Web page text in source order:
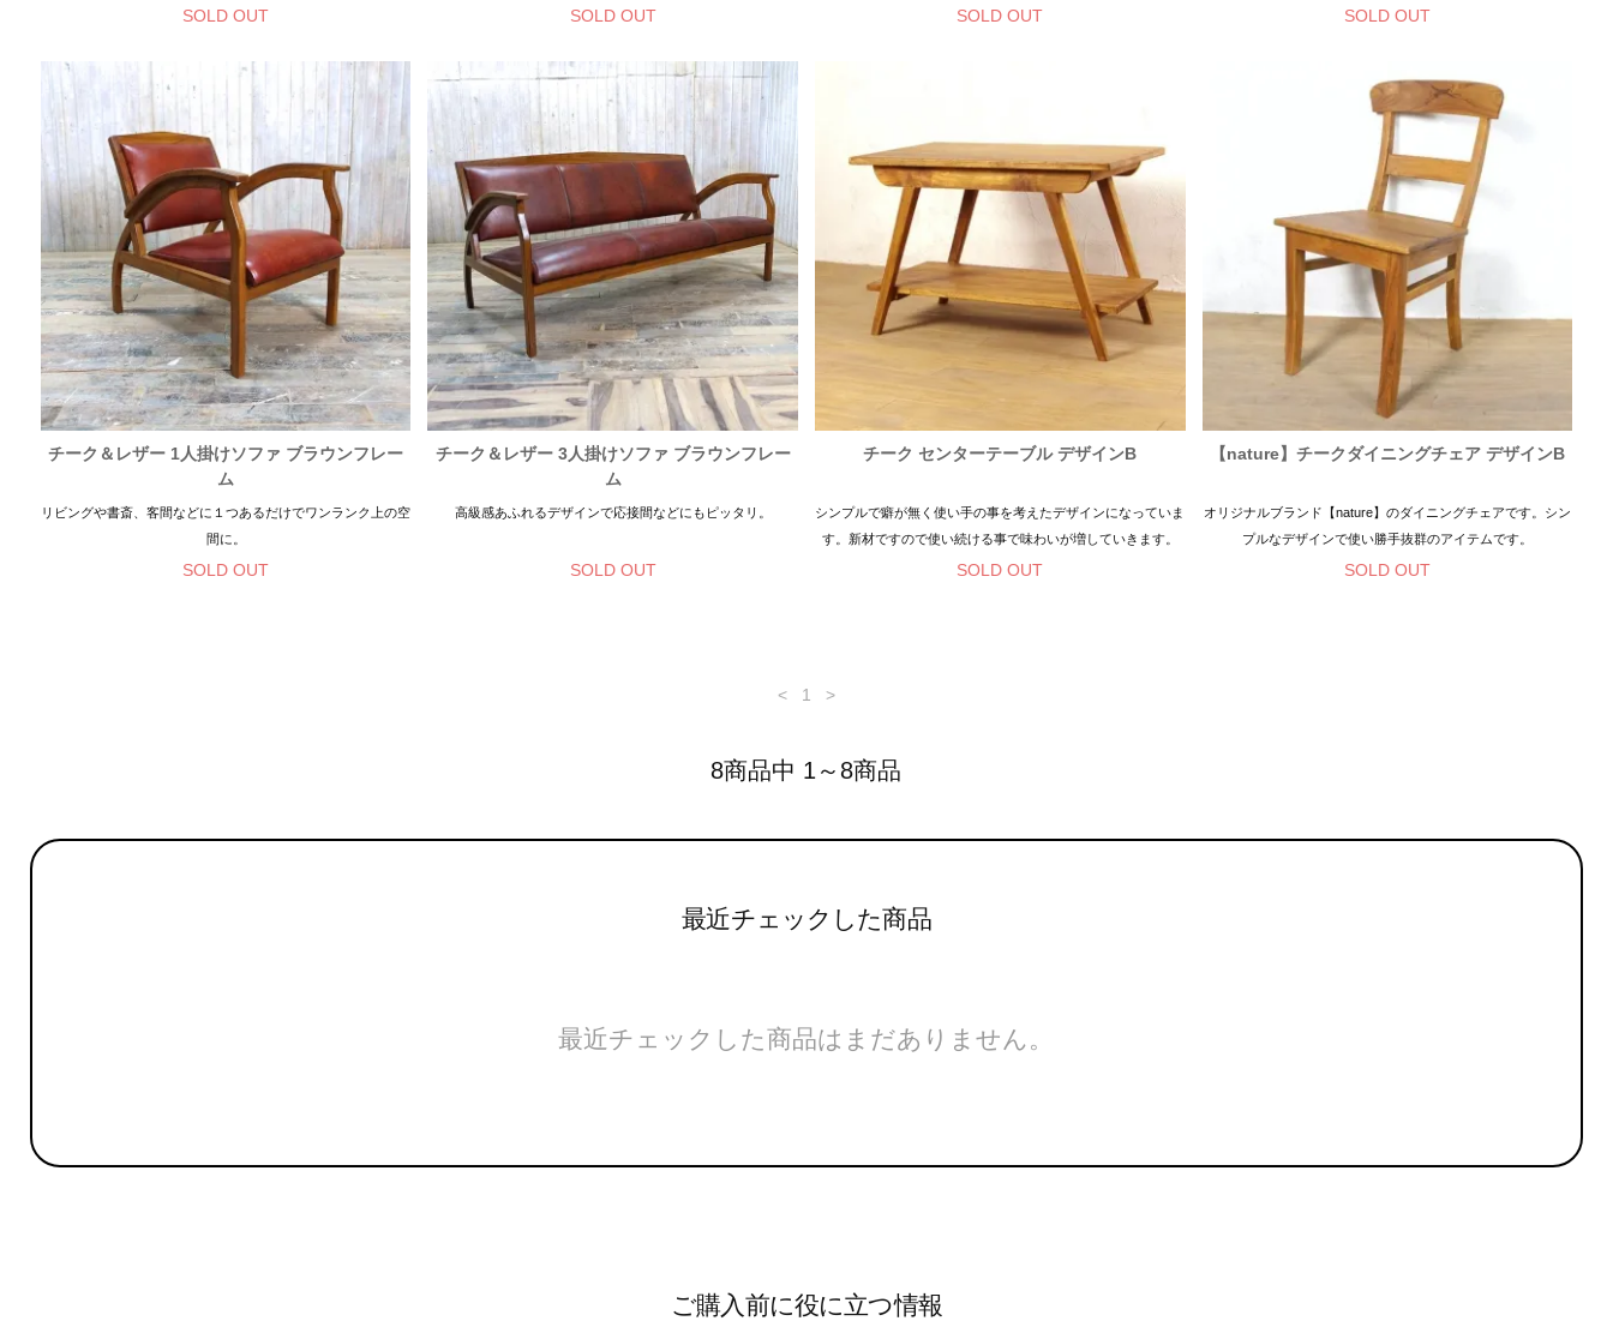
SOLD OUT SOLD OUT SOLD OUT SOLD OUT
チーク＆レザー 1人掛けソファ ブラウンフレー
ム
リビングや書斎、客間などに１つあるだけでワンランク上の空
間に。
SOLD OUT
チーク＆レザー 3人掛けソファ ブラウンフレー
ム
高級感あふれるデザインで応接間などにもピッタリ。
SOLD OUT
チーク センターテーブル デザインB
シンプルで癖が無く使い手の事を考えたデザインになっていま
す。新材ですので使い続ける事で味わいが増していきます。
SOLD OUT
【nature】チークダイニングチェア デザインB
オリジナルブランド【nature】のダイニングチェアです。シン
プルなデザインで使い勝手抜群のアイテムです。
SOLD OUT
< 1 >
8商品中 1～8商品
最近チェックした商品
最近チェックした商品はまだありません。
ご購入前に役に立つ情報